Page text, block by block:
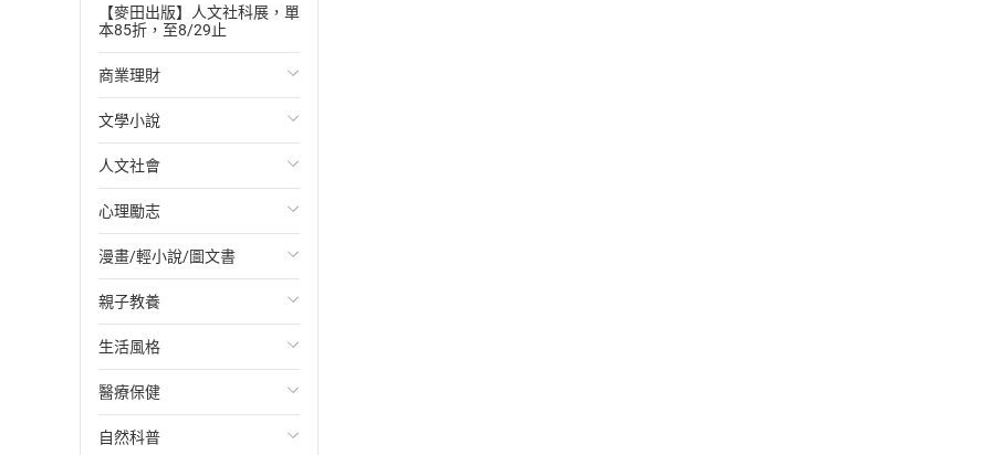
【麥田出版】人文社科展，單
本85折，至8/29止
商業理財
投資理財
經濟/趨勢
財務/金融
管理/領導
職場工作術
成功法
行銷/廣告
傳記
文學小說
歐美文學
日本文學
韓國文學
華文文學
經典文學
成長/家庭生活小說
懸疑/推理小說
人文社會
國際關係
政治
社會科學
台灣/中國歷史
日/韓歷史
其他歷史/史學
心理勵志
心靈成長/情緒
人際關係
兩性關係
心理學
漫畫/輕小說/圖文書
輕小說
奇幻/科幻
愛情故事
職場/社會寫實
親子教養
教育現場
兒童文學/故事
兒童科普/學習
生活風格
飲食/食譜
健身/美顏
醫療保健
健康/養生
自然科普